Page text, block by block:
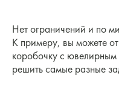
Нет ограничений и по
К примеру, вы можете
коробочку с
решить самые разные